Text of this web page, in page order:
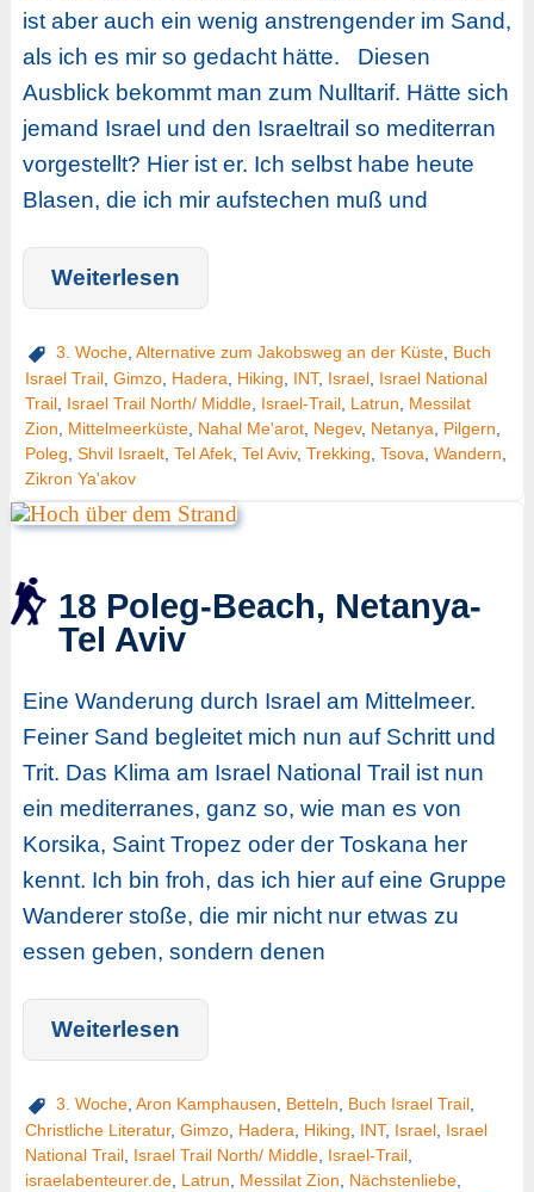
ist aber auch ein wenig anstrengender im Sand,
als ich es mir so gedacht hätte. Diesen
Ausblick bekommt man zum Nulltarif. Hätte sich
jemand Israel und den Israeltrail so mediterran
vorgestellt? Hier ist er. Ich selbst habe heute
Blasen, die ich mir aufstechen muß und
Weiterlesen
3. Woche, Alternative zum Jakobsweg an der Küste, Buch
Israel Trail, Gimzo, Hadera, Hiking, INT, Israel, Israel National
Trail, Israel Trail North/ Middle, Israel-Trail, Latrun, Messilat
Zion, Mittelmeerküste, Nahal Me'arot, Negev, Netanya, Pilgern,
Poleg, Shvil Israelt, Tel Afek, Tel Aviv, Trekking, Tsova, Wandern,
Zikron Ya'akov
18 Poleg-Beach, Netanya-
Tel Aviv
Eine Wanderung durch Israel am Mittelmeer.
Feiner Sand begleitet mich nun auf Schritt und
Trit. Das Klima am Israel National Trail ist nun
ein mediterranes, ganz so, wie man es von
Korsika, Saint Tropez oder der Toskana her
kennt. Ich bin froh, das ich hier auf eine Gruppe
Wanderer stoße, die mir nicht nur etwas zu
essen geben, sondern denen
Weiterlesen
3. Woche, Aron Kamphausen Betteln Buch Israel Trail,
Christliche Literatur, Gimzo, Hadera, Hiking, INT, Israel, Israel
National Trail, Israel Trail North/ Middle, Israel-Trail,
israelabenteurer.de, Latrun, Messilat Zion, Nächstenliebe,